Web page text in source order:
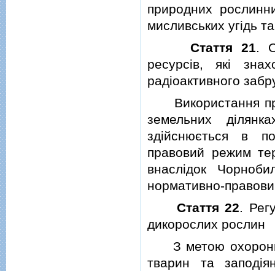
природних
мисливських угiдь
Стаття 21.
ресурсiв, якi
радiоактивного
Використання
земельних
здiйснюється в
правовий режим
внаслiдок
нормативно-
Стаття 22.
дикорослих рослин
З метою охорони
тварин та